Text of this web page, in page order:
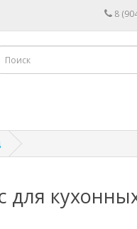
8
для